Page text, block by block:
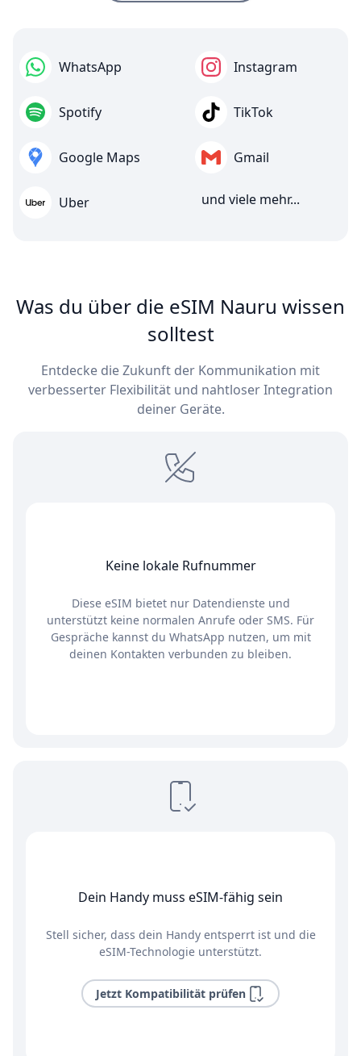
WhatsApp Instagram
Spotify TikTok
Google Maps Gmail
Uber und viele mehr...
Was du über die eSIM Nauru wissen
solltest
Entdecke die Zukunft der Kommunikation mit
verbesserter Flexibilität und nahtloser Integration
deiner Geräte.
Keine lokale Rufnummer
Diese eSIM bietet nur Datendienste und
unterstützt keine normalen Anrufe oder SMS. Für
Gespräche kannst du WhatsApp nutzen, um mit
deinen Kontakten verbunden zu bleiben.
Dein Handy muss eSIM-fähig sein
Stell sicher, dass dein Handy entsperrt ist und die
eSIM-Technologie unterstützt.
Jetzt Kompatibilität prüfen